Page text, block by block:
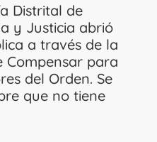
Distrital de
y Justicia abrió
a través de la
Compensar para
del Orden. Se
que no tiene